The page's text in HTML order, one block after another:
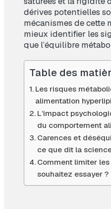
dérives potentielles
mécanismes de cette
mieux identifier les
que l’équilibre
Table des
Les risques
alimentation
L’impact
du comportement
Carences et
ce que dit la
Comment limiter
souhaitez essayer ?